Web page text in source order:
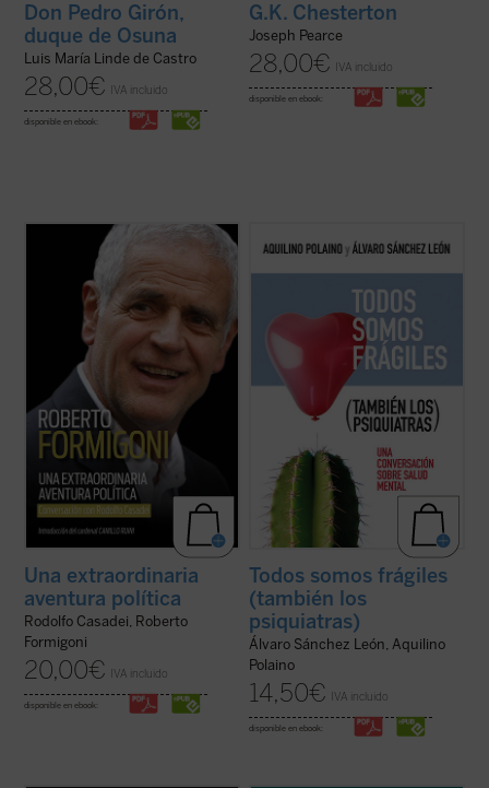
Don Pedro Girón,
duque de Osuna
Luis María Linde de Castro
28,00€ IVA incluido
disponible en ebook:
G.K. Chesterton
Joseph Pearce
28,00€ IVA incluido
disponible en ebook:
Este libro relata sesenta años de historia
de Italia, vividos y vistos a través de los
ojos de un joven político extraordinario de
la región de Lombardía. No es solo la
historia de un individuo, sino también la
historia de un pueblo ...
(ver ficha)
Una extraordinaria
aventura política
Rodolfo Casadei, Roberto
Formigoni
20,00€ IVA incluido
disponible en ebook:
¿Qué bulle dentro de un psiquiatra que se
jubila después de 45 años tratando miles
bata es sanador. Más de cien preguntas
sobre él y sobre cada uno de ...(ver ficha)
Todos somos frágiles
(también los
psiquiatras)
Álvaro Sánchez León, Aquilino
Polaino
14,50€ IVA incluido
disponible en ebook: